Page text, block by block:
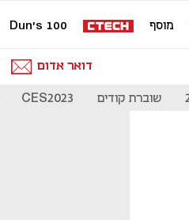
מוסף Dun's 100
דואר אדום
שוברת קודים CES2023